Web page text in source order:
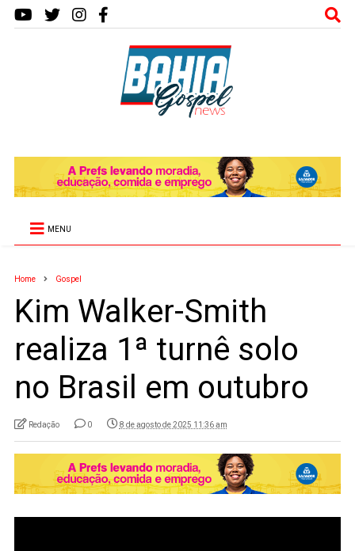
MENU
Home Gospel
Kim Walker-Smith
realiza 1ª turnê solo
no Brasil em outubro
Redação 0 8 de agosto de 2025 11:36 am